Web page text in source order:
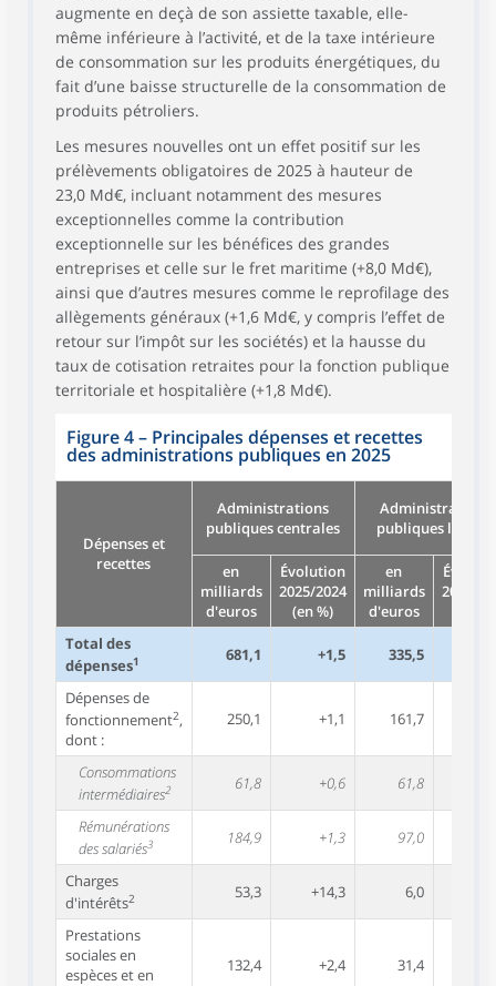
augmente en deçà de son assiette taxable, elle-
même inférieure à l’activité, et de la taxe intérieure
de consommation sur les produits énergétiques, du
fait d’une baisse structurelle de la consommation de
produits pétroliers.
Les mesures nouvelles ont un effet positif sur les
prélèvements obligatoires de 2025 à hauteur de
23,0 Md€, incluant notamment des mesures
exceptionnelles comme la contribution
exceptionnelle sur les bénéfices des grandes
entreprises et celle sur le fret maritime (+8,0 Md€),
ainsi que d’autres mesures comme le reprofilage des
allègements généraux (+1,6 Md€, y compris l’effet de
retour sur l’impôt sur les sociétés) et la hausse du
taux de cotisation retraites pour la fonction publique
territoriale et hospitalière (+1,8 Md€).
Figure 4 – Principales dépenses et recettes
des administrations publiques en 2025
Dépenses et
recettes
Administrations
publiques centrales
Administrations
publiques locales
en
milliards
d'euros
Évolution
2025/2024
(en %)
en
milliards
d'euros
2025/
Total des
dépenses1 681,1 +1,5 335,5
Dépenses de
fonctionnement2,
dont :
250,1 +1,1 161,7
Consommations
intermédiaires2 61,8 +0,6 61,8
Rémunérations
des salariés3 184,9 +1,3 97,0
Charges
d'intérêts2 53,3 +14,3 6,0
Prestations
sociales en
espèces et en
132,4 +2,4 31,4